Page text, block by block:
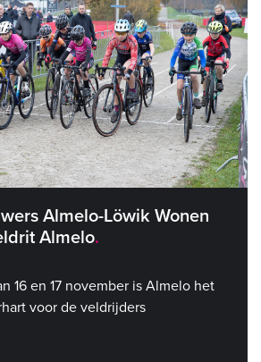
Almelo-Löwik Wonen
Almelo
16 en 17 november is Almelo het
voor de veldrijders